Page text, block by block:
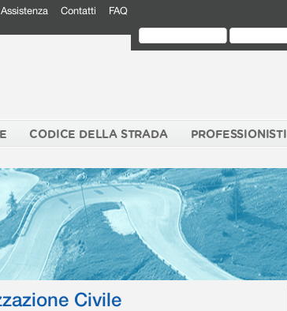
Assistenza Contatti FAQ
CODICE DELLA STRADA PROFESSIONISTI
Civile